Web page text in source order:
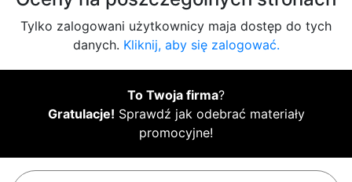
Tylko zalogowani użytkownicy maja dostęp do tych
danych. Kliknij, aby się zalogować.
To Twoja firma?
Gratulacje! Sprawdź jak odebrać materiały
promocyjne!